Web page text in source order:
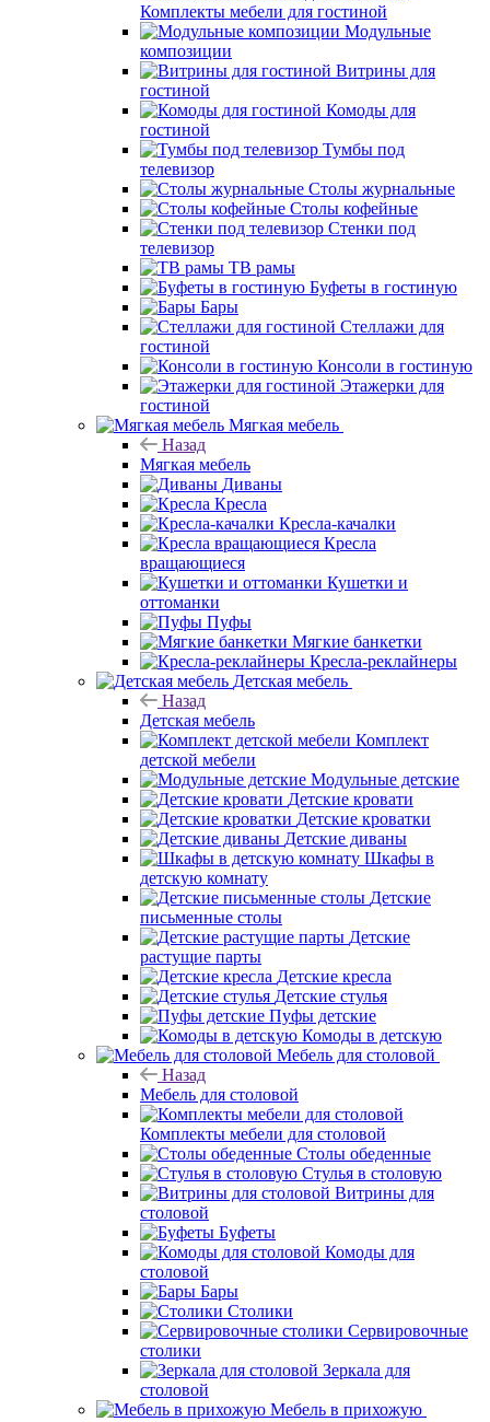
Комплекты мебели для гостиной
Модульные
композиции
Витрины для
гостиной
Комоды для
гостиной
Тумбы под
телевизор
Столы журнальные
Столы кофейные
Стенки под
телевизор
ТВ рамы
Буфеты в гостиную
Бары
Стеллажи для
гостиной
Консоли в гостиную
Этажерки для
гостиной
Мягкая мебель
Назад
Мягкая мебель
Диваны
Кресла
Кресла-качалки
Кресла
вращающиеся
Кушетки и
оттоманки
Пуфы
Мягкие банкетки
Кресла-реклайнеры
Детская мебель
Назад
Детская мебель
Комплект
детской мебели
Модульные детские
Детские кровати
Детские кроватки
Детские диваны
Шкафы в
детскую комнату
Детские
письменные столы
Детские
растущие парты
Детские кресла
Детские стулья
Пуфы детские
Комоды в детскую
Мебель для столовой
Назад
Мебель для столовой
Комплекты мебели для столовой
Столы обеденные
Стулья в столовую
Витрины для
столовой
Буфеты
Комоды для
столовой
Бары
Столики
Сервировочные
столики
Зеркала для
столовой
Мебель в прихожую